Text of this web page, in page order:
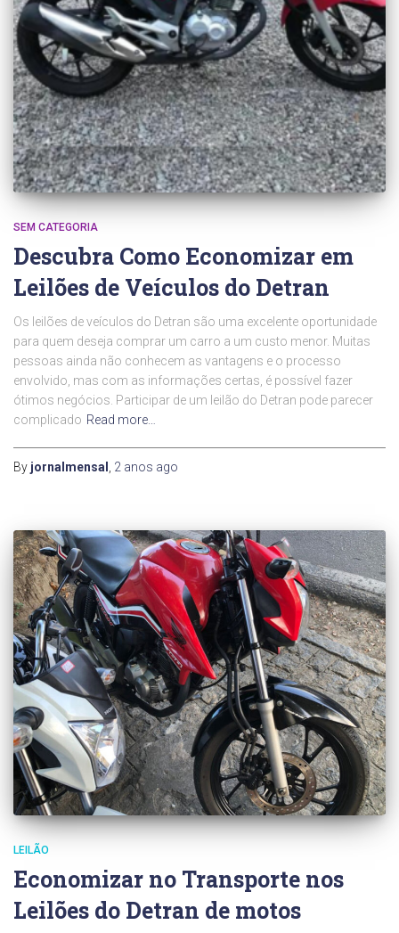
SEM CATEGORIA
Descubra Como Economizar em
Leilões de Veículos do Detran
Os leilões de veículos do Detran são uma excelente oportunidade
para quem deseja comprar um carro a um custo menor. Muitas
pessoas ainda não conhecem as vantagens e o processo
envolvido, mas com as informações certas, é possível fazer
ótimos negócios. Participar de um leilão do Detran pode parecer
complicado Read more…
By jornalmensal 2 anos ago
LEILÃO
Economizar no Transporte nos
Leilões do Detran de motos